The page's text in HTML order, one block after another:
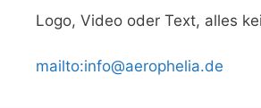
Logo, Video oder Text, alles
mailto:info@aerophelia.de